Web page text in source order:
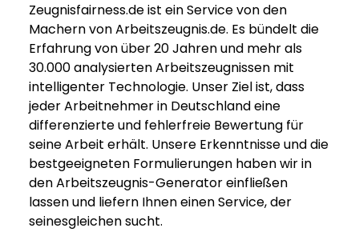
Zeugnisfairness.de ist ein Service von den
Machern von Arbeitszeugnis.de. Es bündelt die
Erfahrung von über 20 Jahren und mehr als
30.000 analysierten Arbeitszeugnissen mit
intelligenter Technologie. Unser Ziel ist, dass
jeder Arbeitnehmer in Deutschland eine
differenzierte und fehlerfreie Bewertung für
seine Arbeit erhält. Unsere Erkenntnisse und die
bestgeeigneten Formulierungen haben wir in
den Arbeitszeugnis-Generator einfließen
lassen und liefern Ihnen einen Service, der
seinesgleichen sucht.